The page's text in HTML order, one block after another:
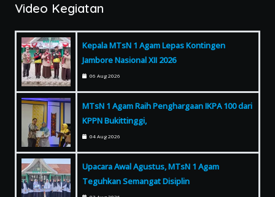
Video Kegiatan
Kepala MTsN 1 Agam Lepas Kontingen
Jambore Nasional XII 2026
06 Aug 2026
MTsN 1 Agam Raih Penghargaan IKPA 100 dari
KPPN Bukittinggi,
04 Aug 2026
Upacara Awal Agustus, MTsN 1 Agam
Teguhkan Semangat Disiplin